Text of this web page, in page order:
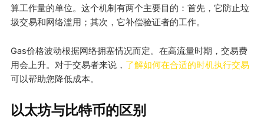
算工作量的单位。这个机制有两个主要目的：首先，它防止垃
圾交易和网络滥用；其次，它补偿验证者的工作。
Gas价格波动根据网络拥塞情况而定。在高流量时期，交易费
用会上升。对于交易者来说， 了解如何在合适的时机执行交易
可以帮助您降低成本。
以太坊与比特币的区别